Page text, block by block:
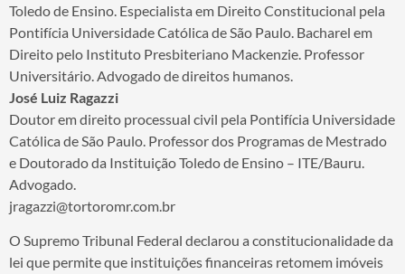
Toledo de Ensino. Especialista em Direito Constitucional pela
Pontifícia Universidade Católica de São Paulo. Bacharel em
Direito pelo Instituto Presbiteriano Mackenzie. Professor
Universitário. Advogado de direitos humanos.
José Luiz Ragazzi
Doutor em direito processual civil pela Pontifícia Universidade
Católica de São Paulo. Professor dos Programas de Mestrado
e Doutorado da Instituição Toledo de Ensino – ITE/Bauru.
Advogado.
jragazzi@tortoromr.com.br
O Supremo Tribunal Federal declarou a constitucionalidade da
lei que permite que instituições financeiras retomem imóveis